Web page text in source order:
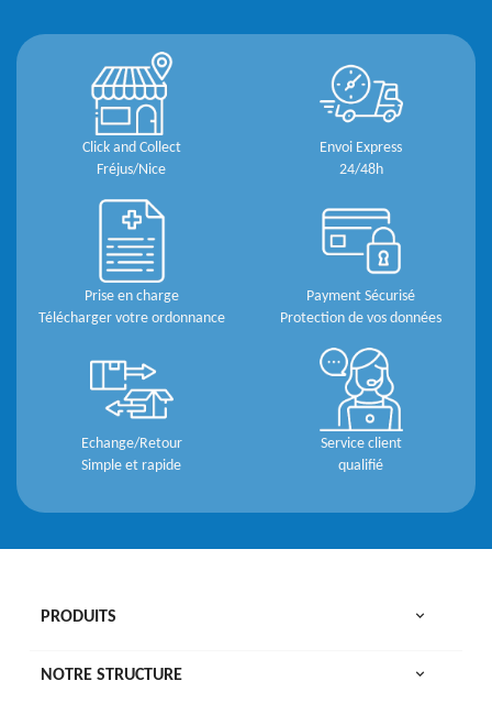
Click and Collect
Fréjus/Nice
Envoi Express
24/48h
Prise en charge
Télécharger votre ordonnance
Payment Sécurisé
Protection de vos données
Echange/Retour
Simple et rapide
Service client
qualifié
PRODUITS 
NOTRE STRUCTURE 